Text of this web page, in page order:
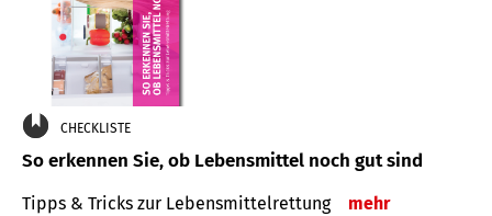
CHECKLISTE
So erkennen Sie, ob Lebensmittel noch gut sind
Tipps & Tricks zur Lebensmittelrettung mehr